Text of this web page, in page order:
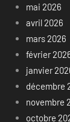
mai 2026
avril 2026
mars 2026
février
janvier
décembre
novembre
octobre